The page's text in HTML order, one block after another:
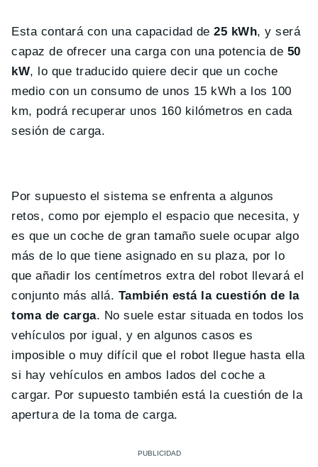
Esta contará con una capacidad de25 kWh, y será
capaz de ofrecer una carga con una potencia de 50
kW, lo que traducido quiere decir que un coche
medio con un consumo de unos 15 kWh a los 100
km, podrá recuperar unos 160 kilómetros en cada
sesión de carga.
Por supuesto el sistema se enfrenta a algunos
retos, como por ejemplo el espacio que necesita, y
es que un coche de gran tamaño suele ocupar algo
más de lo que tiene asignado en su plaza, por lo
que añadir los centímetros extra del robot llevará el
conjunto más allá. También está la cuestión de la
toma de carga. No suele estar situada en todos los
vehículos por igual, y en algunos casos es
imposible o muy difícil que el robot llegue hasta ella
si hay vehículos en ambos lados del coche a
cargar. Por supuesto también está la cuestión de la
apertura de la toma de carga.